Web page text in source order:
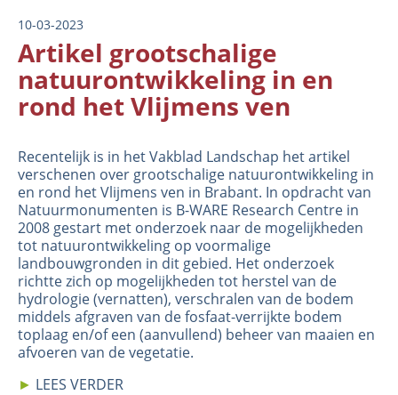
Medewerkers
Laboratorium
Veld- en laboratoriumexperimenten
Veldwerkzaamheden
10-03-2023
Artikel grootschalige
natuurontwikkeling in en
rond het Vlijmens ven
Recentelijk is in het Vakblad Landschap het artikel
verschenen over grootschalige natuurontwikkeling in
en rond het Vlijmens ven in Brabant. In opdracht van
Natuurmonumenten is B-WARE Research Centre in
2008 gestart met onderzoek naar de mogelijkheden
tot natuurontwikkeling op voormalige
landbouwgronden in dit gebied. Het onderzoek
richtte zich op mogelijkheden tot herstel van de
hydrologie (vernatten), verschralen van de bodem
middels afgraven van de fosfaat-verrijkte bodem
toplaag en/of een (aanvullend) beheer van maaien en
afvoeren van de vegetatie.
► LEES VERDER